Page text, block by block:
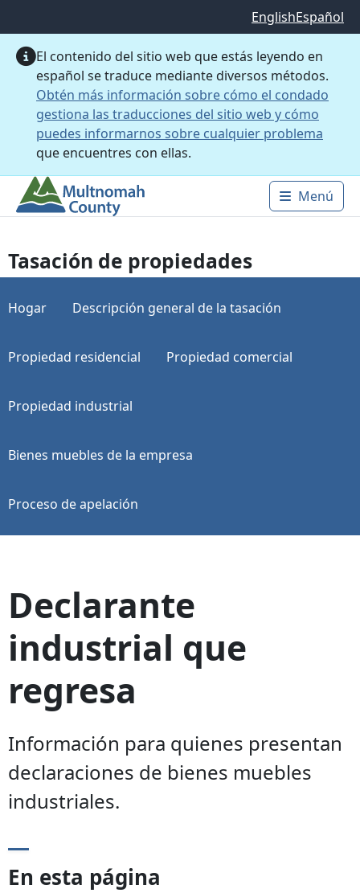
EnglishEspañol
El contenido del sitio web que estás leyendo en
español se traduce mediante diversos métodos.
Obtén más información sobre cómo el condado
gestiona las traducciones del sitio web y cómo
puedes informarnos sobre cualquier problema
que encuentres con ellas.
Main
Menú
Tasación de propiedades
Hogar Descripción general de la tasación
Propiedad residencial Propiedad comercial
Propiedad industrial
Bienes muebles de la empresa
Proceso de apelación
Declarante
industrial que
regresa
Información para quienes presentan
declaraciones de bienes muebles
industriales.
En esta página